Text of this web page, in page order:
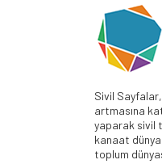
Sivil
artmasına
yaparak sivil
kanaat
toplum